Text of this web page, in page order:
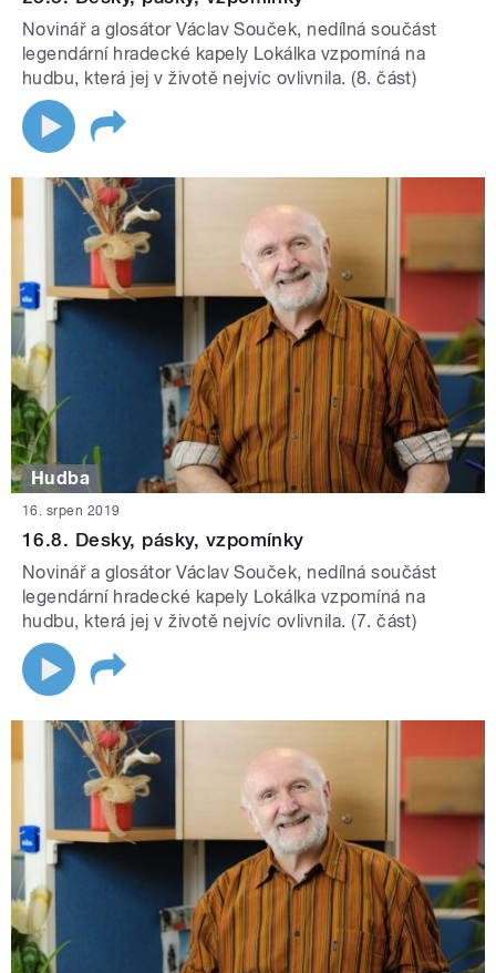
Novinář a glosátor Václav Souček, nedílná součást
legendární hradecké kapely Lokálka vzpomíná na
hudbu, která jej v životě nejvíc ovlivnila. (8. část)
Hudba
16. srpen 2019
16.8. Desky, pásky, vzpomínky
Novinář a glosátor Václav Souček, nedílná součást
legendární hradecké kapely Lokálka vzpomíná na
hudbu, která jej v životě nejvíc ovlivnila. (7. část)